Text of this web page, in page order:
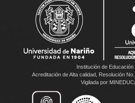
Institución de Educación
Acreditación de Alta calidad, Resolución
Vigilada por